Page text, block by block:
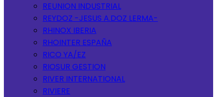
REUNION INDUSTRIAL
REYDOZ -JESUS A.DOZ LERMA-
RHINOX IBERIA
RHOINTER ESPAÑA
RICO YA/EZ
RIOSUR GESTION
RIVER INTERNATIONAL
RIVIERE